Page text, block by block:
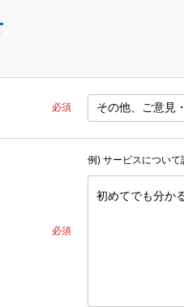
必須
必須
例) サービスについて